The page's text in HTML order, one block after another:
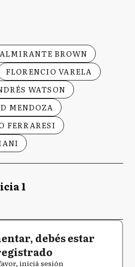
ALMIRANTE BROWN
FLORENCIO VARELA
WATSON
MENDOZA
FERRARESI
1
debés estar
iniciá sesión